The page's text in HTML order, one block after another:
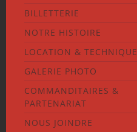
BILLETTERIE
NOTRE HISTOIRE
LOCATION & TECHNIQUE
GALERIE PHOTO
COMMANDITAIRES &
PARTENARIAT
NOUS JOINDRE